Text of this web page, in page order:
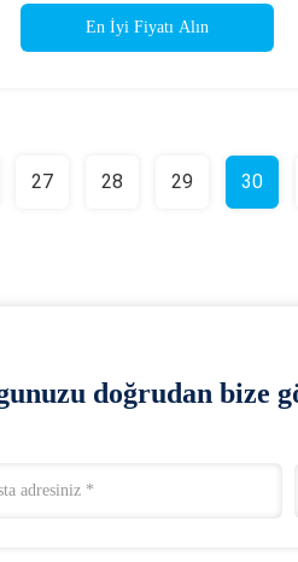
En İyi Fiyatı Alın
27 28 29 30
doğrudan bize